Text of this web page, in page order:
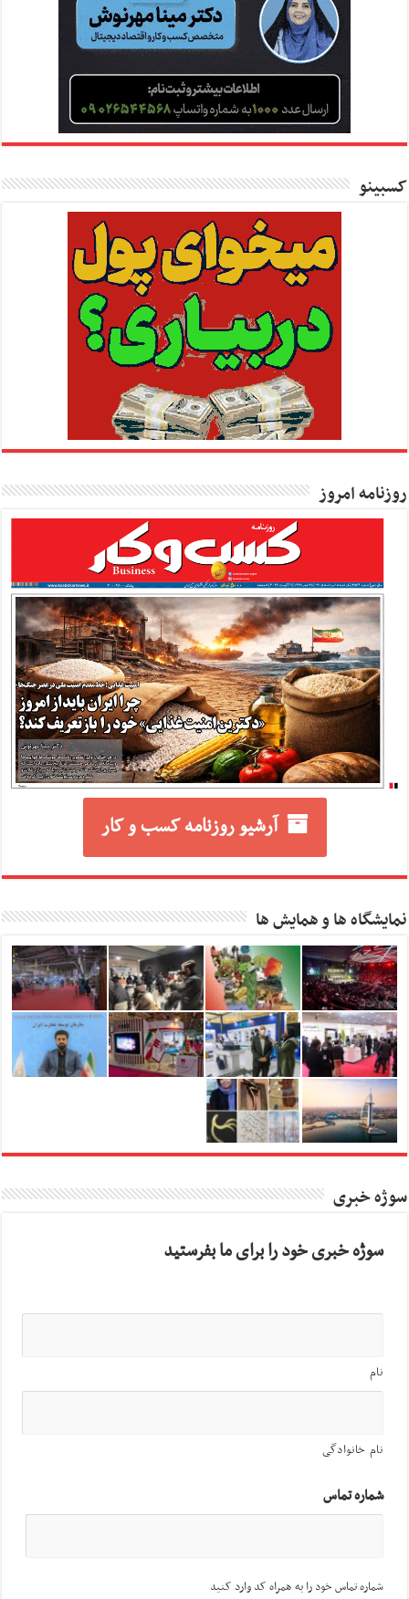
کسبینو
روزنامه امروز
آرشیو روزنامه کسب و کار
نمایشگاه ها و همایش ها
سوژه خبری
سوژه خبری خود را برای ما بفرستید
نام
نام خانوادگی
شماره تماس
شماره تماس خود را به همراه کد وارد کنید